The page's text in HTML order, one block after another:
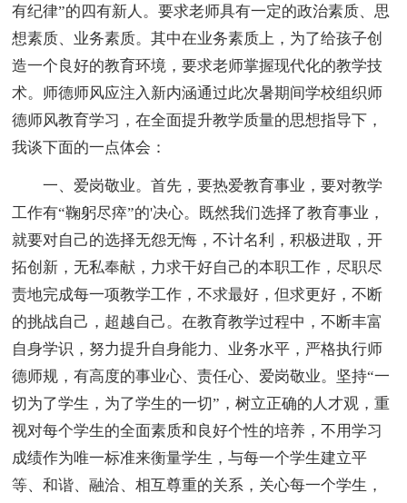
有纪律”的四有新人。要求老师具有一定的政治素质、思
想素质、业务素质。其中在业务素质上，为了给孩子创
造一个良好的教育环境，要求老师掌握现代化的教学技
术。师德师风应注入新内涵通过此次暑期间学校组织师
德师风教育学习，在全面提升教学质量的思想指导下，
我谈下面的一点体会：
一、爱岗敬业。首先，要热爱教育事业，要对教学
工作有“鞠躬尽瘁”的'决心。既然我们选择了教育事业，
就要对自己的选择无怨无悔，不计名利，积极进取，开
拓创新，无私奉献，力求干好自己的本职工作，尽职尽
责地完成每一项教学工作，不求最好，但求更好，不断
的挑战自己，超越自己。在教育教学过程中，不断丰富
自身学识，努力提升自身能力、业务水平，严格执行师
德师规，有高度的事业心、责任心、爱岗敬业。坚持“一
切为了学生，为了学生的一切”，树立正确的人才观，重
视对每个学生的全面素质和良好个性的培养，不用学习
成绩作为唯一标准来衡量学生，与每一个学生建立平
等、和谐、融洽、相互尊重的关系，关心每一个学生，